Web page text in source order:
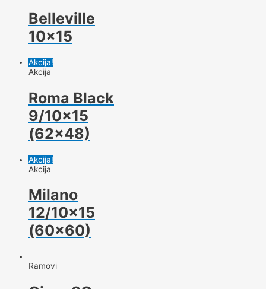
Belleville
10×15
Akcija!
Akcija
Roma Black
9/10×15
(62×48)
Akcija!
Akcija
Milano
12/10×15
(60×60)
Ramovi